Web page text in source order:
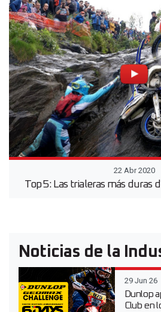
22 Abr 2020
Top 5: Las trialeras más duras
Noticias de la
29 Jun 26
Dunlop
Club en